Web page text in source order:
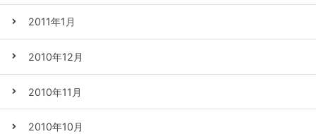
2011年1月
2010年12月
2010年11月
2010年10月